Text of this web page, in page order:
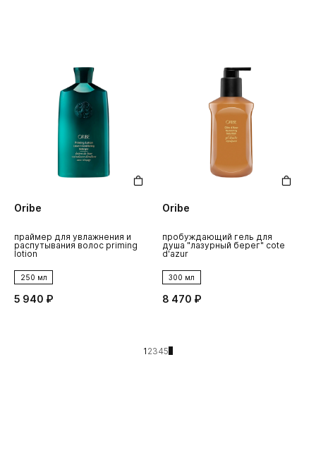
Oribe
праймер для увлажнения и
распутывания волос priming
lotion
250 мл
5 940 ₽
Oribe
пробуждающий гель для
душа "лазурный берег" cote
d'azur
300 мл
8 470 ₽
1 2345